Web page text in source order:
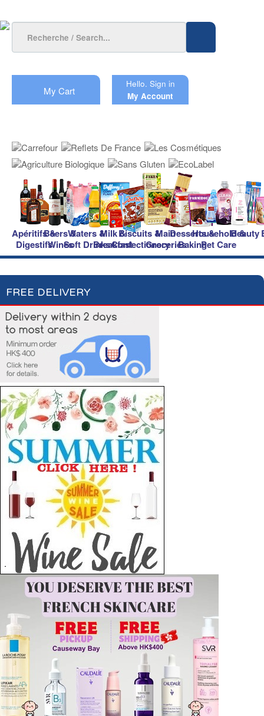
My Cart
Hello. Sign in
My Account
Apéritifs &
Digestifs
Beers &
Wines
Waters &
Soft Drinks
Milk &
Breakfast
Biscuits &
Confectionery
Main
Groceries
Desserts &
Baking
Household &
Pet Care
Beauty
FREE DELIVERY